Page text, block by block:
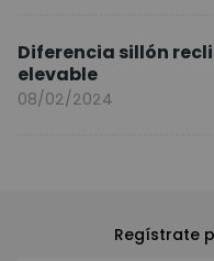
Diferencia sillón
elevable
08/02/2024
Regístrate